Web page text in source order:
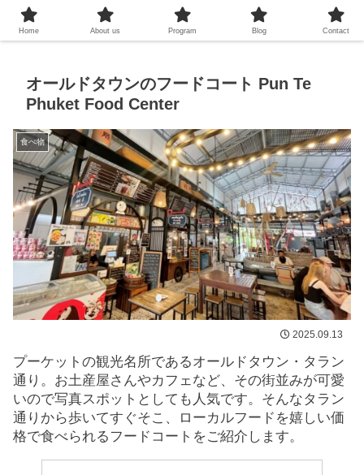
プーケットシュノーケリング教室
オールドタウンのフードコート Pun Te
Phuket Food Center
食べ物
2025.09.13
プーケットの観光名所であるオールドタウン・タラン
通り。お土産屋さんやカフェなど、その街並みが可愛
いので写真スポットとしても人気です。そんなタラン
通りから歩いてすぐそこ、ローカルフードを嬉しい価
格で食べられるフードコートをご紹介します。
Home About us Program Blog Contact